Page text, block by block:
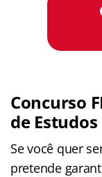
Concurso
de Estudos
Se você quer
pretende